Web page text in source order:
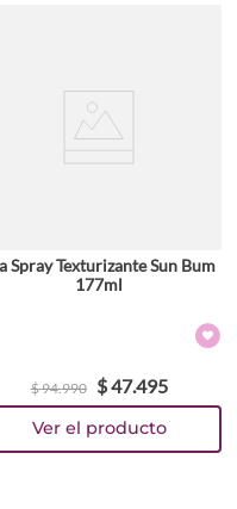
Spray Texturizante Sun Bum
177ml
$94.990 $47.495